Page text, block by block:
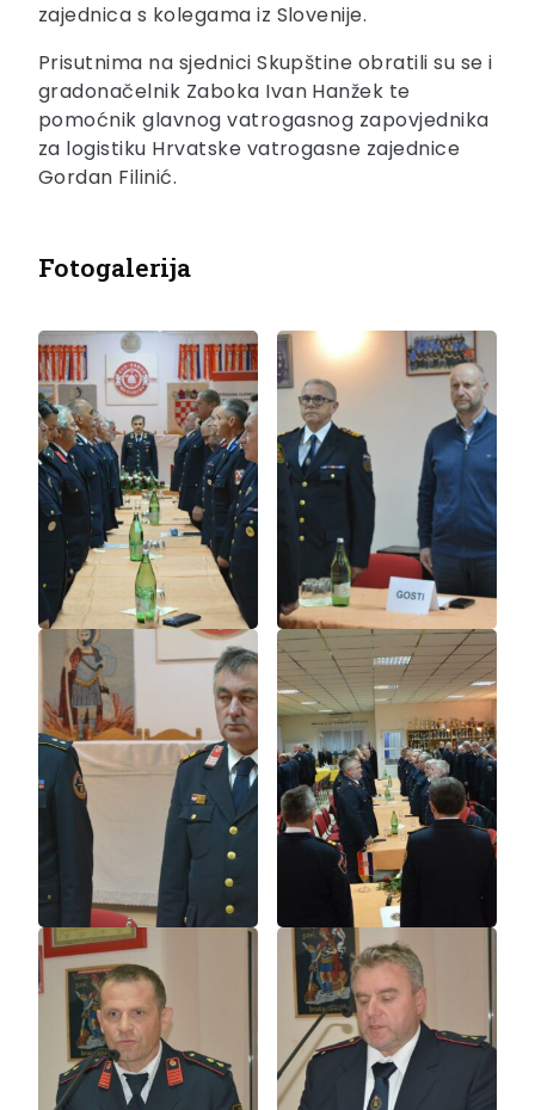
zajednica s kolegama iz Slovenije.
Prisutnima na sjednici Skupštine obratili su se i
gradonačelnik Zaboka Ivan Hanžek te
pomoćnik glavnog vatrogasnog zapovjednika
za logistiku Hrvatske vatrogasne zajednice
Gordan Filinić.
Fotogalerija